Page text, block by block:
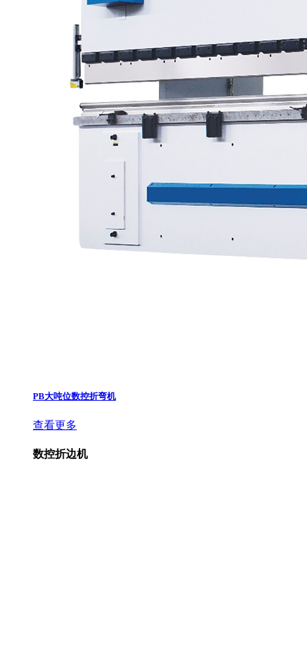
PB大吨位数控折弯机
查看更多
数控折边机